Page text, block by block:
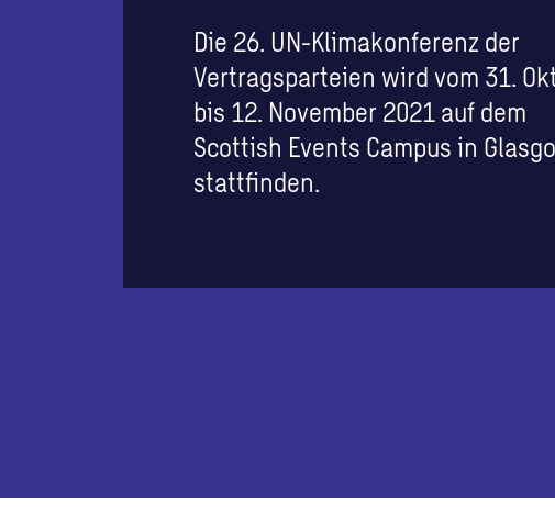
Die 26. UN-Klimakonferenz der
Vertragsparteien wird vom 31.
bis 12. November 2021 auf dem
Scottish Events Campus in
stattfinden.